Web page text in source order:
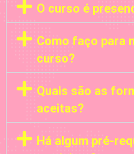
O curso é
Como faço para
curso?
Quais são as
aceitas?
Há algum pré-